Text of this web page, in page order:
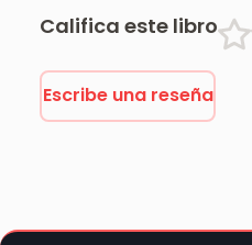
Califica este libro
Escribe una reseña